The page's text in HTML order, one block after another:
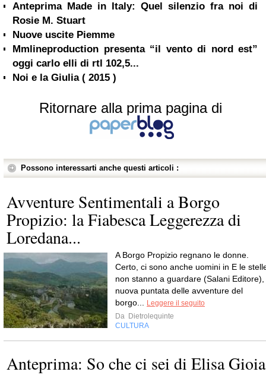
Anteprima Made in Italy: Quel silenzio fra noi di
Rosie M. Stuart
Nuove uscite Piemme
Mmlineproduction presenta “il vento di nord est”
oggi carlo elli di rtl 102,5...
Noi e la Giulia ( 2015 )
Ritornare alla prima pagina di
Possono interessarti anche questi articoli :
Avventure Sentimentali a Borgo
Propizio: la Fiabesca Leggerezza di
Loredana...
A Borgo Propizio regnano le donne.
Certo, ci sono anche uomini in E le
non stanno a guardare (Salani Editore),
nuova puntata delle avventure del
borgo...
Leggere il seguito
Da Dietrolequinte
CULTURA
Anteprima: So che ci sei di Elisa Gioia